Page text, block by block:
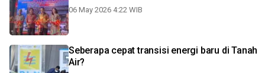
06 May 2026 4:22 WIB
Seberapa cepat transisi energi baru di Tanah
Air?